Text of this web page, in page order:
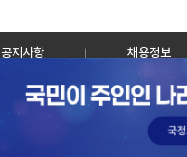
공지사항 채용정보
30128 세종특별자치시
Copyrightⓒ KTV